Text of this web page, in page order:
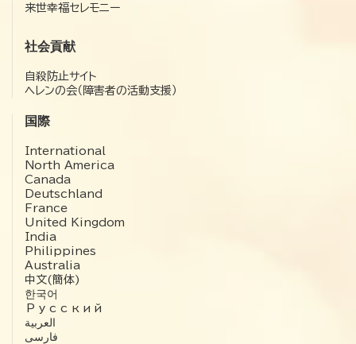
来世幸福セレモニー
社会貢献
自殺防止サイト
ヘレンの会（障害者の活動支援）
国際
International
North America
Canada
Deutschland
France
United Kingdom
India
Philippines
Australia
中文(簡体)
한국어
Русский
العربية‏
فارسی